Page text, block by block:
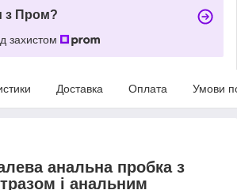
з Пром?
захистом
Доставка Оплата Умови
анальна пробка з
і анальним